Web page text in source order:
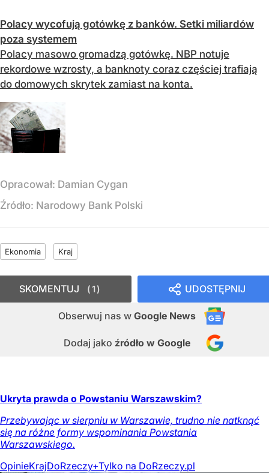
Polacy wycofują gotówkę z banków. Setki miliardów
poza systemem
Polacy masowo gromadzą gotówkę. NBP notuje
rekordowe wzrosty, a banknoty coraz częściej trafiają
do domowych skrytek zamiast na konta.
Opracował: Damian Cygan
Źródło: Narodowy Bank Polski
Ekonomia Kraj
UDOSTĘPNIJ
Obserwuj nas w Google News
Dodaj jako źródło w Google
SKOMENTUJ 1
Ukryta prawda o Powstaniu Warszawskim?
Przebywając w sierpniu w Warszawie, trudno nie natknąć
się na różne formy wspominania Powstania
Warszawskiego.
OpinieKrajDoRzeczy+Tylko na DoRzeczy.pl